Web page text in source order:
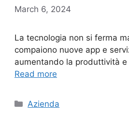
March 6, 2024
La tecnologia non si ferma
compaiono nuove app e
aumentando la produttività
Read more
Categories
Azienda